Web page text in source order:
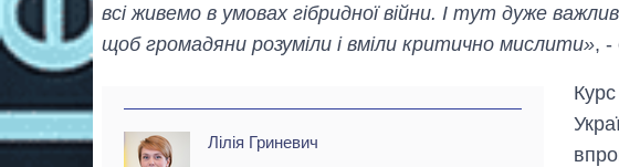
всі живемо в умовах гібридної війни. І тут дуже
щоб громадяни розуміли і вміли критично мислити», -
Лілія Гриневич